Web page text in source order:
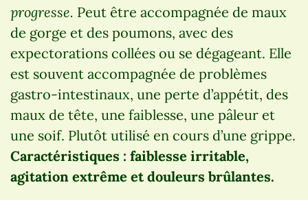
progresse. Peut être accompagnée de maux
de gorge et des poumons, avec des
expectorations collées ou se dégageant. Elle
est souvent accompagnée de problèmes
gastro-intestinaux, une perte d’appétit, des
maux de tête, une faiblesse, une pâleur et
une soif. Plutôt utilisé en cours d’une grippe.
Caractéristiques : faiblesse irritable,
agitation extrême et douleurs brûlantes.